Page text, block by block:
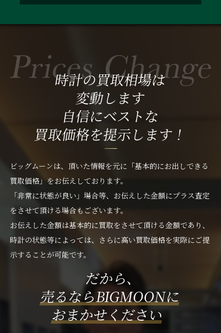
時計の買取相場は
変動します
自信にベストな
買取価格を提示します！
ビッグムーンは、頂いた情報を元に「基本的にお出しできる
買取価格」をお伝えしております。
「非常に状態が良い」場合等、お伝えした金額にプラス査定
をさせて頂ける場合もございます。
お伝えした金額は基本的に買取をさせて頂ける金額であり、
時計の状態等によっては、さらに高い買取価格を実際にご提
示することが可能です。
だから、
売るならBIGMOONに
おまかせください